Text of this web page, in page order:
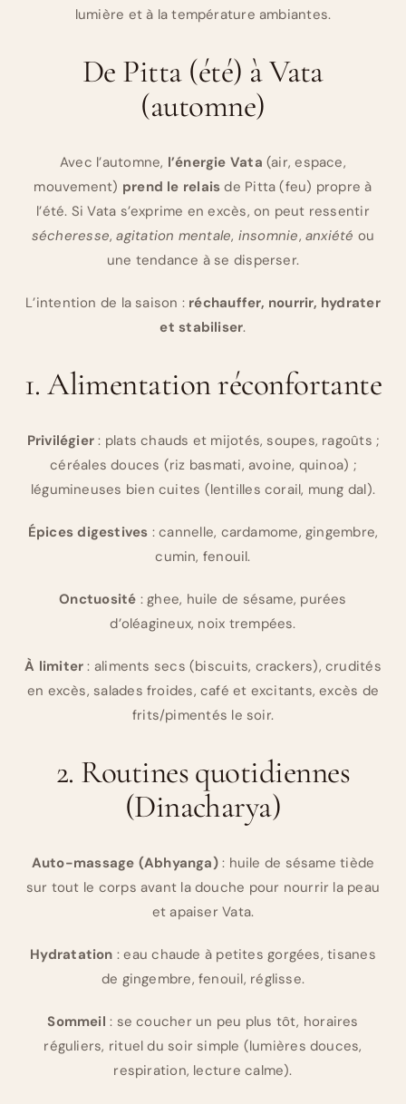
lumière et à la température ambiantes.
De Pitta (été) à Vata
(automne)
Avec l’automne, l’énergie Vata (air, espace,
mouvement) prend le relais de Pitta (feu) propre à
l’été. Si Vata s’exprime en excès, on peut ressentir
sécheresse,agitation mentale, insomnie, anxiété ou
une tendance à se disperser.
L’intention de la saison : réchauffer, nourrir, hydrater
et stabiliser.
1. Alimentation réconfortante
Privilégier : plats chauds et mijotés, soupes, ragoûts ;
céréales douces (riz basmati, avoine, quinoa) ;
légumineuses bien cuites (lentilles corail, mung dal).
Épices digestives : cannelle, cardamome, gingembre,
cumin, fenouil.
Onctuosité : ghee, huile de sésame, purées
d’oléagineux, noix trempées.
À limiter : aliments secs (biscuits, crackers), crudités
en excès, salades froides, café et excitants, excès de
frits/pimentés le soir.
2. Routines quotidiennes
(Dinacharya)
Auto-massage (Abhyanga): huile de sésame tiède
sur tout le corps avant la douche pour nourrir la peau
et apaiser Vata.
Hydratation : eau chaude à petites gorgées, tisanes
de gingembre, fenouil, réglisse.
Sommeil : se coucher un peu plus tôt, horaires
réguliers, rituel du soir simple (lumières douces,
respiration, lecture calme).